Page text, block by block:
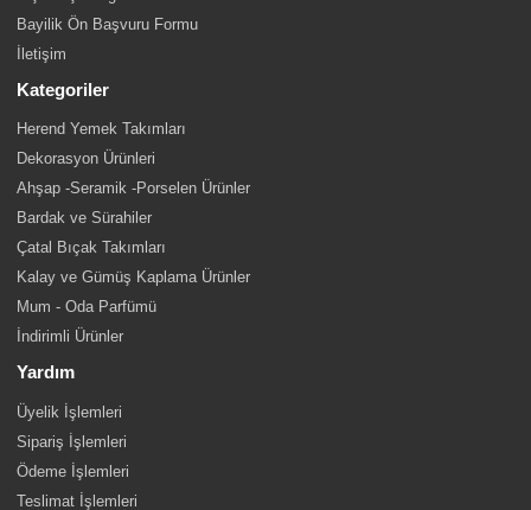
Bayilik Ön Başvuru Formu
İletişim
Kategoriler
Herend Yemek Takımları
Dekorasyon Ürünleri
Ahşap -Seramik -Porselen Ürünler
Bardak ve Sürahiler
Çatal Bıçak Takımları
Kalay ve Gümüş Kaplama Ürünler
Mum - Oda Parfümü
İndirimli Ürünler
Yardım
Üyelik İşlemleri
Sipariş İşlemleri
Ödeme İşlemleri
Teslimat İşlemleri